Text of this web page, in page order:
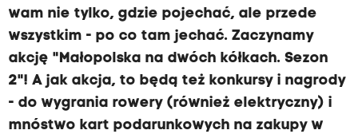
wam nie tylko, gdzie pojechać, ale przede
wszystkim - po co tam jechać. Zaczynamy
akcję "Małopolska na dwóch kółkach. Sezon
2"! A jak akcja, to będą też konkursy i nagrody
- do wygrania rowery (również elektryczny) i
mnóstwo kart podarunkowych na zakupy w